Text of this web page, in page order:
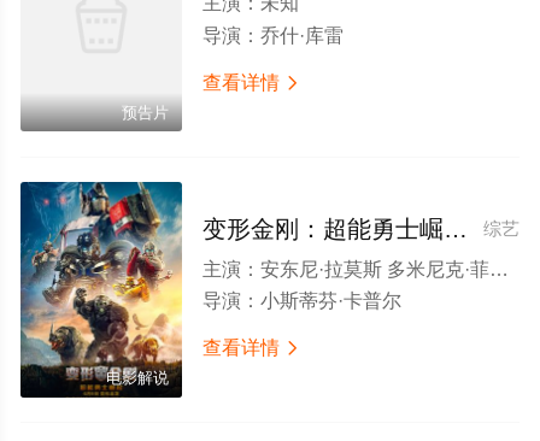
预告片
导演： 乔什·库雷
查看详情 
电影解说
综艺
变形金刚：超能勇士崛起[电影解说]
主演： 安东尼·拉莫斯 多米尼克·菲什巴克 彼得·库伦 朗·普尔曼 彼特·丁拉基 杨紫琼 皮特·戴维森 科尔曼·多明戈 丽兹·考什 克里斯托·费尔南德斯 MJ·罗德里格斯 大卫·索博洛夫 汤加伊·基里萨 约翰·迪·马吉欧 迪恩·斯科特·瓦兹奎兹 托贝·纽维吉 劳伦·维勒斯 莎拉·斯蒂尔斯 多梅尼克·迪罗萨
导演： 小斯蒂芬·卡普尔
查看详情 